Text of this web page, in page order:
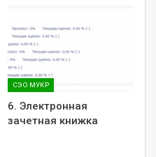
СЭО МУКР
6. Электронная
зачетная книжка